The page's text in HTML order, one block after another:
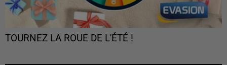
TOURNEZ LA ROUE DE L'ÉTÉ !